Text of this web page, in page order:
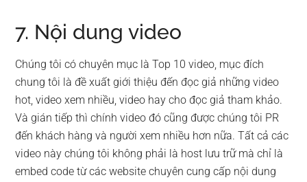
7. Nội dung video
Chúng tôi có chuyên mục là Top 10 video, mục đích
chung tôi là đề xuất giới thiệu đến đọc giả những video
hot, video xem nhiều, video hay cho đọc giả tham khảo.
Và gián tiếp thì chính video đó cũng được chúng tôi PR
đến khách hàng và người xem nhiều hơn nữa. Tất cả các
video này chúng tôi không phải là host lưu trữ mà chỉ là
embed code từ các website chuyên cung cấp nội dung